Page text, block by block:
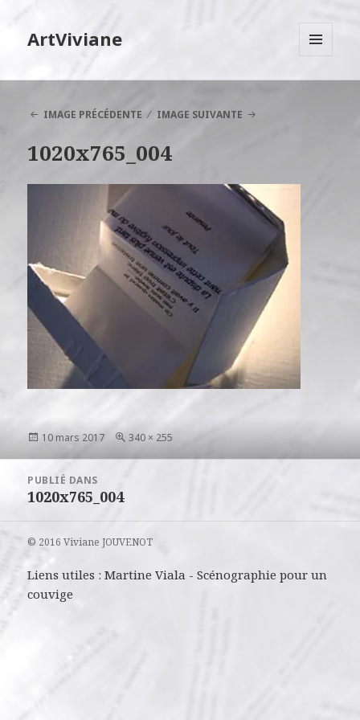
ArtViviane
IMAGE PRÉCÉDENTE
IMAGE SUIVANTE
1020x765_004
Publié
10 mars 2017
Taille
réelle
340 × 255
l’article
PUBLIÉ DANS
1020x765_004
© 2016 Viviane JOUVENOT
Liens utiles :Martine Viala -Scénographie pour un
couvige